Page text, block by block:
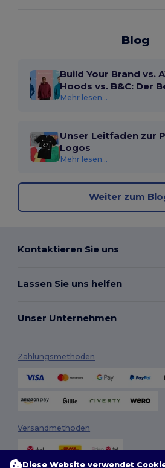
Blog
Build Your Brand vs.
Hoods vs. B&C: Der
Mehr lesen...
Unser Leitfaden zur
Logos
Mehr lesen...
Weiter zum
Kontaktieren Sie uns
Lassen Sie uns helfen
Unser Unternehmen
Zahlungsmethoden
Versandmethoden
Diese Website verwendet